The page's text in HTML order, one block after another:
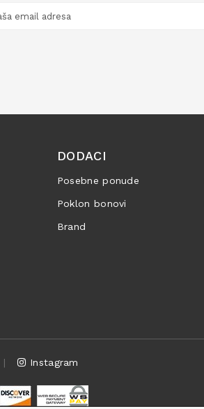
DODACI
Posebne ponude
Poklon bonovi
Brand
Instagram